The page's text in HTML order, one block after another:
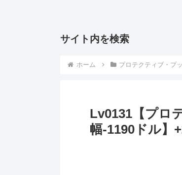
サイト内を検索
ホーム プロテクティブ・プ
Lv0131【プロ
幅-1190ドル】